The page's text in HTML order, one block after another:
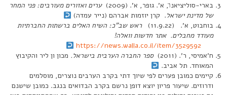
בארי-סוליציאנו̈, א’. גופר, א’. (2009)
ערים ואזורים מעורבים: פני המחר
של מדינת ישראל. קרן יוזמות אברהם (נייר עמדה)
בוחבוט, א’. (11.9.22)
ראש שב”כ: השיח האלים ברשתות החברתיות
מעודד מחבלים. אתר חדשות וואלה!
https://news.walla.co.il/item/3529592
ח’אמיסי, ר’. (2011)
ספר החברה הערבית בישראל. מכון ון ליר והקיבוץ
המאוחד. תל אביב.
קיימים כמובן פערים לפי שיוך דתי בקרב הערבים נוצרים, מוסלמים
ודרוזים. שיעור פריון יוצא דופן נרשם בקרב הבדואים בנגב. כמובן שישנם